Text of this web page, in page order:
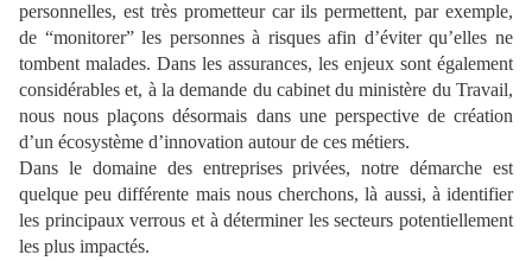
personnelles, est très prometteur car ils permettent, par exemple,
de “monitorer” les personnes à risques afin d’éviter qu’elles ne
tombent malades. Dans les assurances, les enjeux sont également
considérables et, à la demande du cabinet du ministère du Travail,
nous nous plaçons désormais dans une perspective de création
d’un écosystème d’innovation autour de ces métiers.
Dans le domaine des entreprises privées, notre démarche est
quelque peu différente mais nous cherchons, là aussi, à identifier
les principaux verrous et à déterminer les secteurs potentiellement
les plus impactés.